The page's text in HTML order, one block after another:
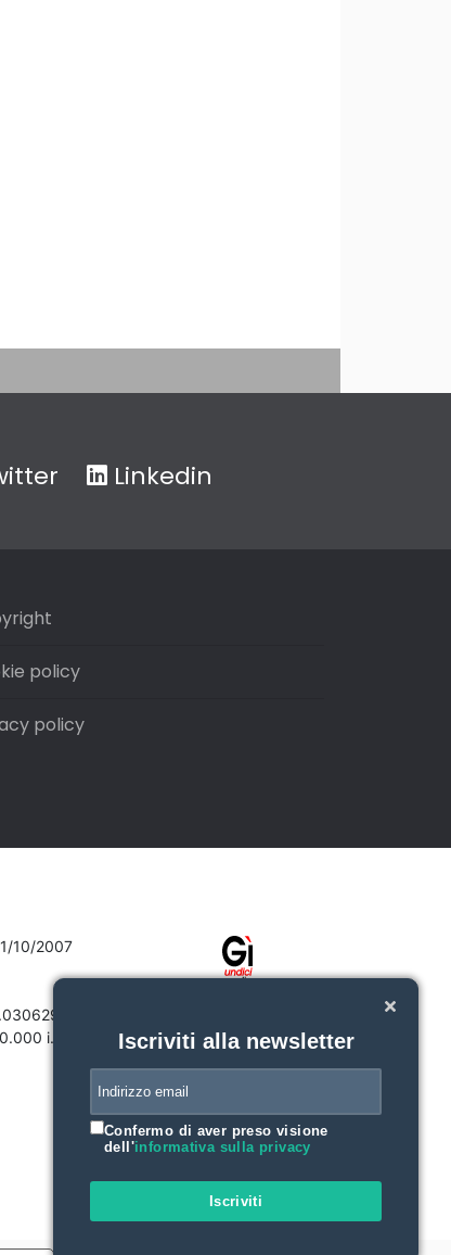
Linkedin
policy
policy
10/2007
i.v.
Iscriviti alla newsletter
Confermo di aver preso visione
dell'informativa sulla privacy
Iscriviti